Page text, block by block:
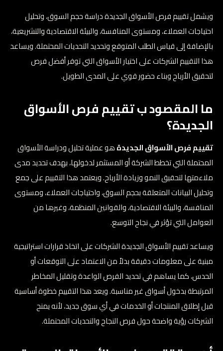
ويشمل تقييم فرص الأسواق الجديدة دراسة حجم السوق، وتحليل
احتياجات العملاء، ومستوى المنافسة، والبيئة الاقتصادية والتشريعية،
بالإضافة إلى قياس الطلب المتوقع وتحديد التحديات المحتملة. ويساعد
هذا التقييم الشركات على اختيار الأسواق التي توفر أفضل فرص
لتحقيق الأرباح وبناء حضور قوي على المدى الطويل.
ما المقصود ب تقييم فرص الأسواق
الجديدة؟
تقييم فرص الأسواق الجديدةهو عملية تحليل ودراسة الأسواق
المحتملة التي تخطط الشركة أو المستثمر لدخولها، بهدف تحديد مدى
ملاءمتها لتحقيق النمو وزيادة الأرباح. ويعتمد هذا التقييم على جمع
وتحليل البيانات المتعلقة بحجم السوق، واحتياجات العملاء، ومستوى
المنافسة، والبيئة الاقتصادية، والقوانين المنظمة، وغيرها من
العوامل التي تؤثر في نجاح التوسع.
ويساعد تقييم الأسواق الجديدة الشركات على اتخاذ قرارات استراتيجية
مبنية على معلومات دقيقة بدلاً من الاعتماد على التوقعات أو
الحدس، كما يساهم في تحديد الفرص الواعدة وتقليل المخاطر
المرتبطة بدخول أسواق غير مناسبة. ويعد هذا التقييم خطوة أساسية
قبل إطلاق المنتجات أو الخدمات في أي سوق جديد، لأنه يمنح
الشركات رؤية واضحة حول فرص النجاح والتحديات المحتملة.